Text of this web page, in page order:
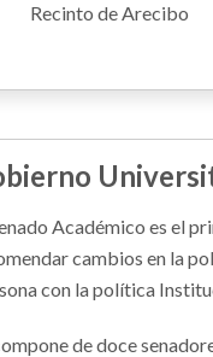
Recinto de Arecibo
Académico es el
cambios en la
con la política
de doce